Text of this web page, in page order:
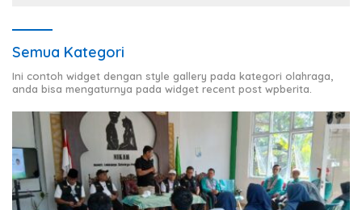
Semua Kategori
Ini contoh widget dengan style gallery pada kategori olahraga,
anda bisa mengaturnya pada widget recent post wpberita.